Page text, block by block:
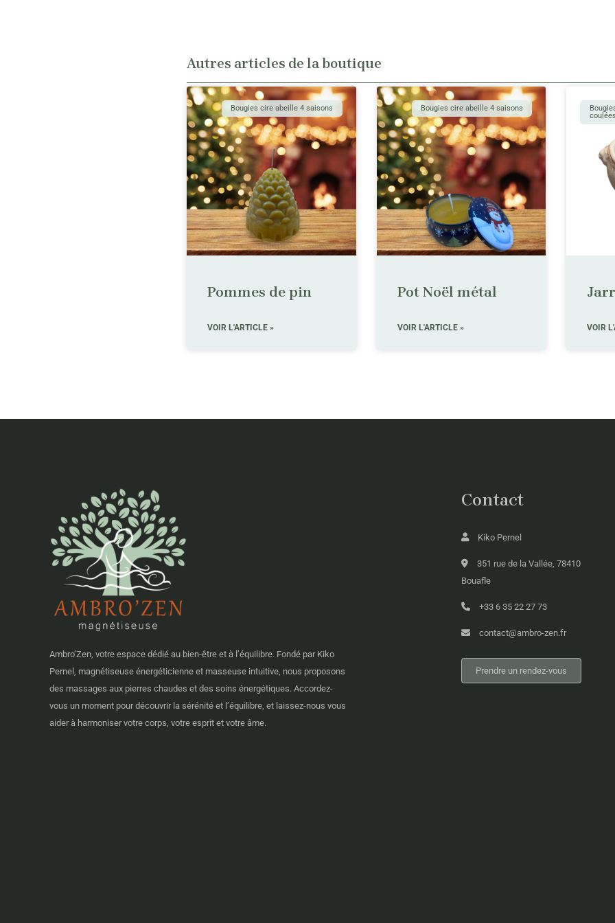
Autres articles de la boutique
Bougies cire abeille 4 saisons
Pommes de pin
VOIR L'ARTICLE »
Bougies cire abeille 4 saisons
Pot Noël métal
VOIR L'ARTICLE » VOIR
Ambro’Zen, votre espace dédié au bien-être et à l’équilibre. Fondé par Kiko
Pernel, magnétiseuse énergéticienne et masseuse intuitive, nous proposons
des massages aux pierres chaudes et des soins énergétiques. Accordez-
vous un moment pour découvrir la sérénité et l’équilibre, et laissez-nous vous
aider à harmoniser votre corps, votre esprit et votre âme.
Contact
Kiko Pernel
351 rue de la Vallée, 78410
Bouafle
+33 6 35 22 27 73
contact@ambro-zen.fr
Prendre un rendez-vous